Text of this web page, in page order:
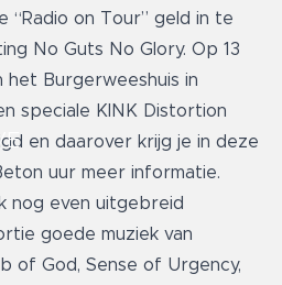
“Radio on Tour” geld in te
No Guts No Glory. Op 13
het Burgerweeshuis in
speciale KINK Distortion
en daarover krijg je in deze
uur meer informatie.
nog even uitgebreid
goede muziek van
of God, Sense of Urgency,